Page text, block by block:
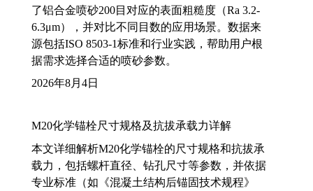
了铝合金喷砂200目对应的表面粗糙度（Ra 3.2-
6.3μm），并对比不同目数的应用场景。数据来
源包括ISO 8503-1标准和行业实践，帮助用户根
据需求选择合适的喷砂参数。
2026年8月4日
M20化学锚栓尺寸规格及抗拔承载力详解
本文详细解析M20化学锚栓的尺寸规格和抗拔承
载力，包括螺杆直径、钻孔尺寸等参数，并依据
专业标准（如《混凝土结构后锚固技术规程》